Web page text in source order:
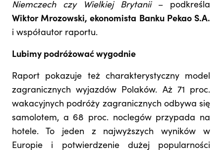
Niemczech czy Wielkiej Brytanii– podkreśla
Wiktor Mrozowski, ekonomista Banku Pekao S.A.
i współautor raportu.
Lubimy podróżować wygodnie
Raport pokazuje też charakterystyczny model
zagranicznych wyjazdów Polaków. Aż 71 proc.
wakacyjnych podróży zagranicznych odbywa się
samolotem, a 68 proc. noclegów przypada na
hotele. To jeden z najwyższych wyników w
Europie i potwierdzenie dużej popularności